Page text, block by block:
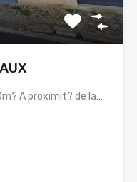
A proximit? de la…